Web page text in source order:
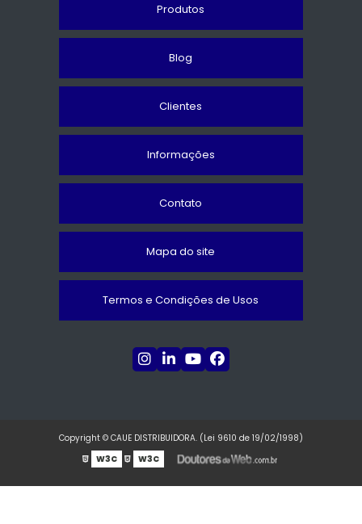
Produtos
Blog
Clientes
Informações
Contato
Mapa do site
Termos e Condições de Usos
Copyright © CAUE DISTRIBUIDORA. (Lei 9610 de 19/02/1998)
W3C
W3C